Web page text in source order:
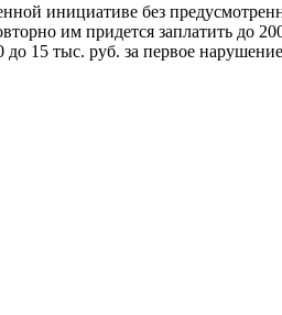
инициативе без
им придется заплатить до
15 тыс. руб. за первое